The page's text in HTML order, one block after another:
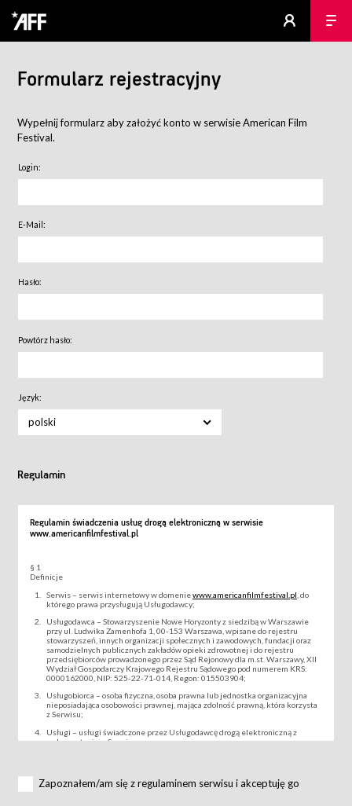
Formularz rejestracyjny
Wypełnij formularz aby założyć konto w serwisie American Film
Festival.
Login:
E-Mail:
Hasło:
Powtórz hasło:
Język:
polski
Regulamin
Regulamin świadczenia usług drogą elektroniczną w serwisie
www.americanfilmfestival.pl
§ 1
Definicje
Serwis – serwis internetowy w domeniewww.americanfilmfestival.pl , do
którego prawa przysługują Usługodawcy;
Usługodawca – Stowarzyszenie Nowe Horyzonty z siedzibą w Warszawie
przy ul. Ludwika Zamenhofa 1, 00-153 Warszawa, wpisane do rejestru
stowarzyszeń, innych organizacji społecznych i zawodowych, fundacji oraz
samodzielnych publicznych zakładów opieki zdrowotnej i do rejestru
przedsiębiorców prowadzonego przez Sąd Rejonowy dla m.st. Warszawy, XII
Wydział Gospodarczy Krajowego Rejestru Sądowego pod numerem KRS:
0000162000, NIP: 525-22-71-014, Regon: 015503904;
Usługobiorca – osoba fizyczna, osoba prawna lub jednostka organizacyjna
nieposiadająca osobowości prawnej, mająca zdolność prawną, która korzysta
z Serwisu;
Usługi – usługi świadczone przez Usługodawcę drogą elektroniczną z
wykorzystaniem Serwisu;
za pośrednictwem Serwisu;
Zapoznałem/am się z regulaminem serwisu i akceptuję go